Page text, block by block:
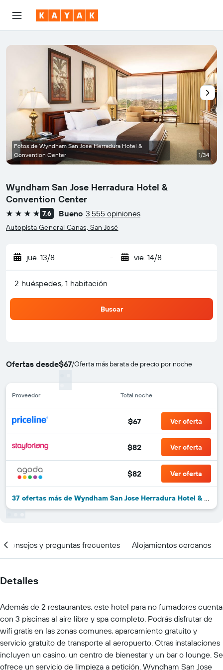
Wyndham San Jose Herradura Hotel &
Convention Center
4 estrellas7,6 Bueno 3.555 opiniones
Autopista General Canas, San José
jue. 13/8 - vie. 14/8
2 huéspedes, 1 habitación
Buscar
Ofertas desde$67/Oferta más barata de precio por noche
Proveedor Total noche
$67 Ver oferta
$82 Ver oferta
$82 Ver oferta
37 ofertas más de Wyndham San Jose Herradura Hotel & Convention Center
Fotos de Wyndham San Jose Herradura Hotel &
Convention Center
1/34
Consejos y preguntas frecuentes Alojamientos cercanos
Detalles
Además de 2 restaurantes, este hotel para no fumadores cuenta
con 3 piscinas al aire libre y spa completo. Podrás disfrutar de
wifi gratis en las zonas comunes, aparcamiento gratuito y
servicio gratuito de transporte al aeropuerto. Otras instalaciones
incluyen un casino, un centro de bienestar y un bar o lounge. Se
ofrece un servicio de limpieza a petición. Wyndham San Jose